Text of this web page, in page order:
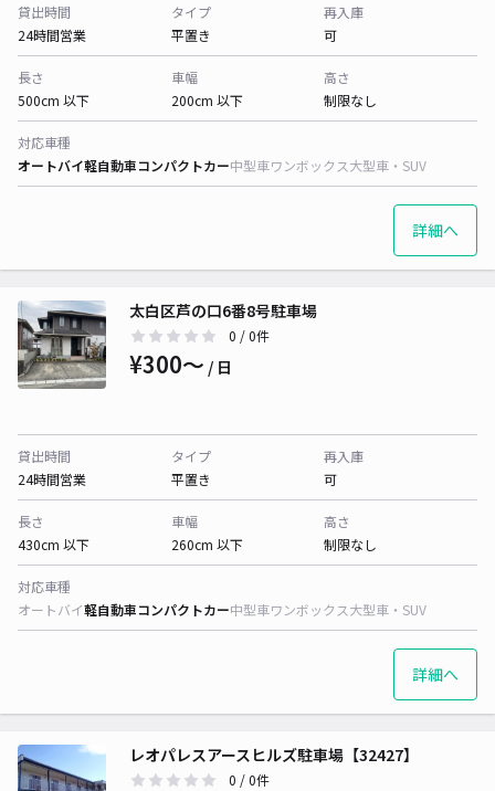
貸出時間
24時間営業
タイプ
平置き
再入庫
可
長さ
500cm 以下
車幅
200cm 以下
高さ
制限なし
対応車種
オートバイ軽自動車コンパクトカー中型車ワンボックス大型車・SUV
詳細へ
太白区芦の口6番8号駐車場
0 / 0件
¥300〜 / 日
貸出時間
24時間営業
タイプ
平置き
再入庫
可
長さ
430cm 以下
車幅
260cm 以下
高さ
制限なし
対応車種
オートバイ軽自動車コンパクトカー中型車ワンボックス大型車・SUV
詳細へ
レオパレスアースヒルズ駐車場【32427】
0 / 0件